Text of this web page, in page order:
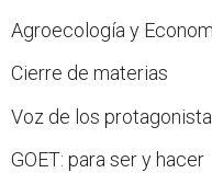
Agroecología y
Cierre de materias
Voz de los
GOET: para ser y hacer